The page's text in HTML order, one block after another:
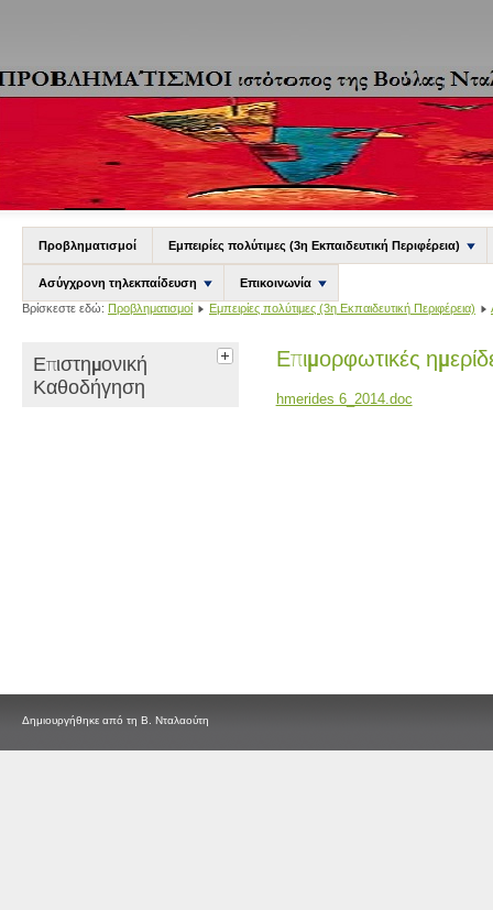
Προβληματισμοί Εμπειρίες πολύτιμες (3η Εκπαιδευτική Περιφέρεια)
Ασύγχρονη τηλεκπαίδευση
Επικοινωνία
Βρίσκεστε εδώ: Προβληματισμοί Εμπειρίες πολύτιμες (3η Εκπαιδευτική Περιφέρεια)
Επιστημονική
Καθοδήγηση
Επιμορφωτικές
hmerides 6_2014.doc
Δημιουργήθηκε από τη Β. Νταλαούτη